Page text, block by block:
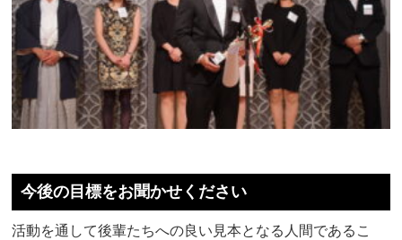
今後の目標をお聞かせください
活動を通して後輩たちへの良い見本となる人間であるこ